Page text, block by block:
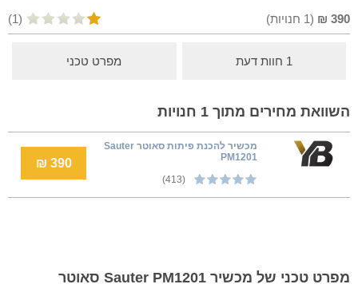
390
₪
(
1 חנויות) (1)
1 חוות דעת מפרט טכני
השוואת מחירים מתוך 1 חנויות
מכשיר להכנת פיתות סאוטר Sauter
PM1201
(413)
390 ₪
מפרט טכני של מכשיר Sauter PM1201 סאוטר